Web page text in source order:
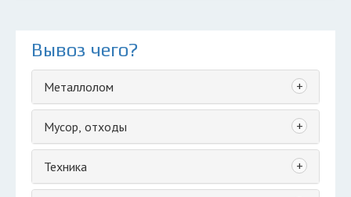
Вывоз чего?
Металлолом +
Мусор, отходы +
Техника +